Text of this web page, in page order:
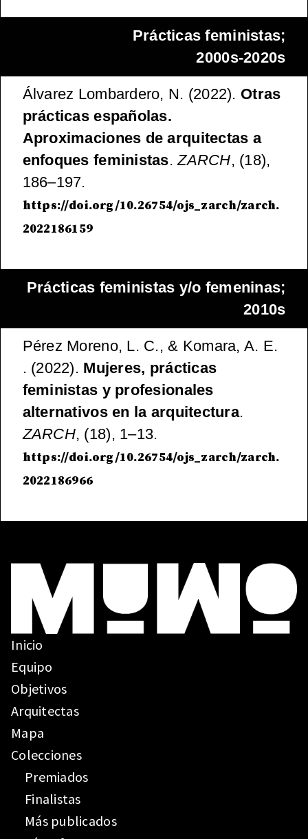
Prácticas feministas;
2000s-2020s
Álvarez Lombardero, N. (2022). Otras
prácticas españolas.
Aproximaciones de arquitectas a
enfoques feministas.ZARCH, (18),
186–197.
https://doi.org/10.26754/ojs_zarch/zarch.
2022186159
Prácticas feministas y/o femeninas;
2010s
Pérez Moreno, L. C., & Komara, A. E.
. (2022). Mujeres, prácticas
feministas y profesionales
alternativos en la arquitectura.
ZARCH, (18), 1–13.
https://doi.org/10.26754/ojs_zarch/zarch.
2022186966
Inicio
Equipo
Objetivos
Arquitectas
Mapa
Colecciones
Premiados
Finalistas
Más publicados